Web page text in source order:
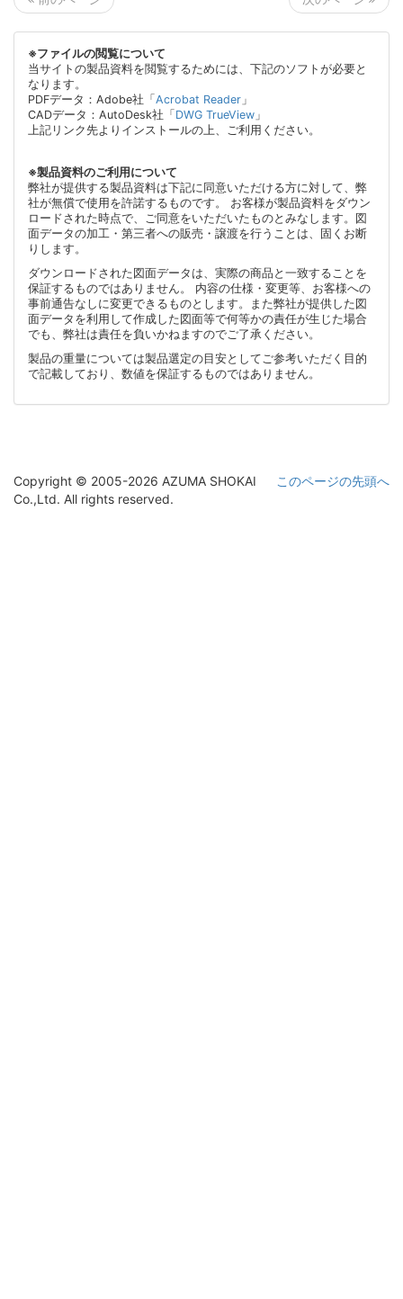
※ファイルの閲覧について
当サイトの製品資料を閲覧するためには、下記のソフトが必要と
なります。
PDFデータ：Adobe社「Acrobat Reader 」
CADデータ：AutoDesk社「DWG TrueView 」
上記リンク先よりインストールの上、ご利用ください。
※製品資料のご利用について
弊社が提供する製品資料は下記に同意いただける方に対して、弊
社が無償で使用を許諾するものです。 お客様が製品資料をダウン
ロードされた時点で、ご同意をいただいたものとみなします。図
面データの加工・第三者への販売・譲渡を行うことは、固くお断
りします。
ダウンロードされた図面データは、実際の商品と一致することを
保証するものではありません。 内容の仕様・変更等、お客様への
事前通告なしに変更できるものとします。また弊社が提供した図
面データを利用して作成した図面等で何等かの責任が生じた場合
でも、弊社は責任を負いかねますのでご了承ください。
製品の重量については製品選定の目安としてご参考いただく目的
で記載しており、数値を保証するものではありません。
このページの先頭へ
Copyright © 2005-2026 AZUMA SHOKAI
Co.,Ltd. All rights reserved.